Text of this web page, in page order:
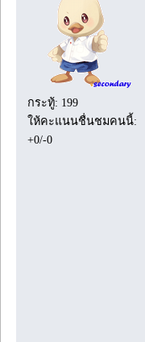
กระทู้: 199
ให้คะแนนชื่นชมคนนี้:
+0/-0